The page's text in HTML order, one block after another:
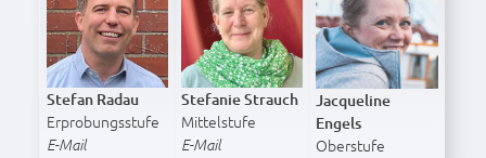
Stefan Radau
Erprobungs­stufe
E-Mail
Stefanie Strauch
Mittelstufe
E-Mail
Jacqueline
Engels
Oberstufe